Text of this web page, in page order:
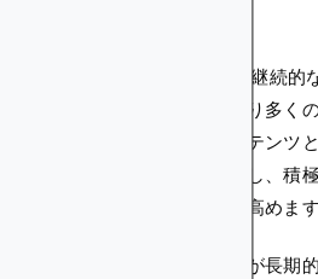
: 継続
報酬により、ユーザーはより多く
ます。ダイナミックなコンテンツ
は、ユーザーの関心を維持し、積
モチベーションを継続的に高めます
そして、プラットフォームが長期